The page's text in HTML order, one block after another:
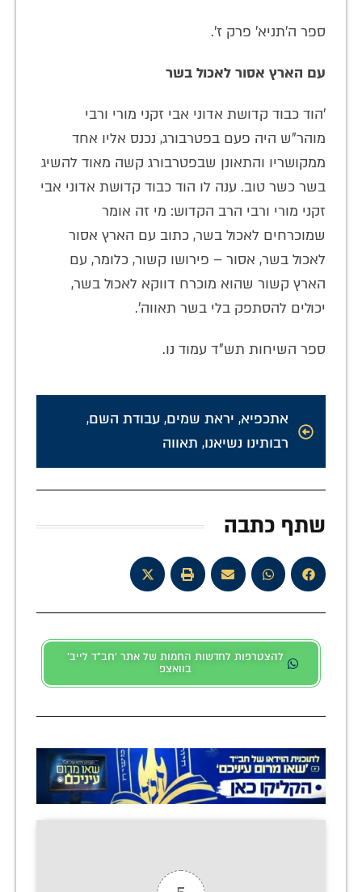
ספר ה'תניא' פרק ז'.
עם הארץ אסור לאכול בשר
'הוד כבוד קדושת אדוני אבי זקני מורי ורבי
מוהר"ש היה פעם בפטרבורג, נכנס אליו אחד
ממקושריו והתאונן שבפטרבורג קשה מאוד להשיג
בשר כשר טוב. ענה לו הוד כבוד קדושת אדוני אבי
זקני מורי ורבי הרב הקדוש: מי זה אומר
שמוכרחים לאכול בשר, כתוב עם הארץ אסור
לאכול בשר, אסור – פירושו קשור, כלומר, עם
הארץ קשור שהוא מוכרח דווקא לאכול בשר,
יכולים להסתפק בלי בשר תאווה'.
ספר השיחות תש"ד עמוד נו.
אתכפיא, יראת שמים, עבודת השם,
רבותינו נשיאנו, תאווה
שתף כתבה
להצטרפות לחדשות החמות של אתר 'חב"ד לייב'
בוואצפ